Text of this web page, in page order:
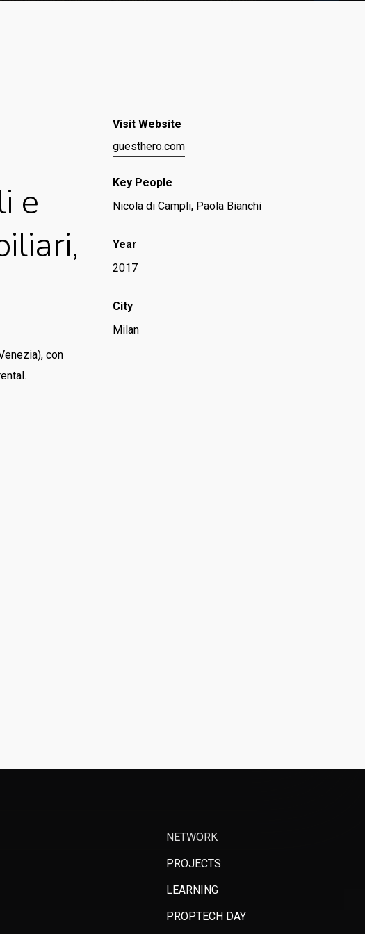
e
con
Visit Website
guesthero.com
Key People
Nicola di Campli, Paola Bianchi
Year
2017
City
Milan
NETWORK
PROJECTS
LEARNING
PROPTECH DAY